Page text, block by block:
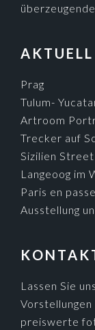
AKTUELL
Prag
Tulum-
Artroom
Trecker auf
Sizilien
Langeoog im
Paris en
Ausstellung
Lassen Sie
Vorstellungen
preiswerte